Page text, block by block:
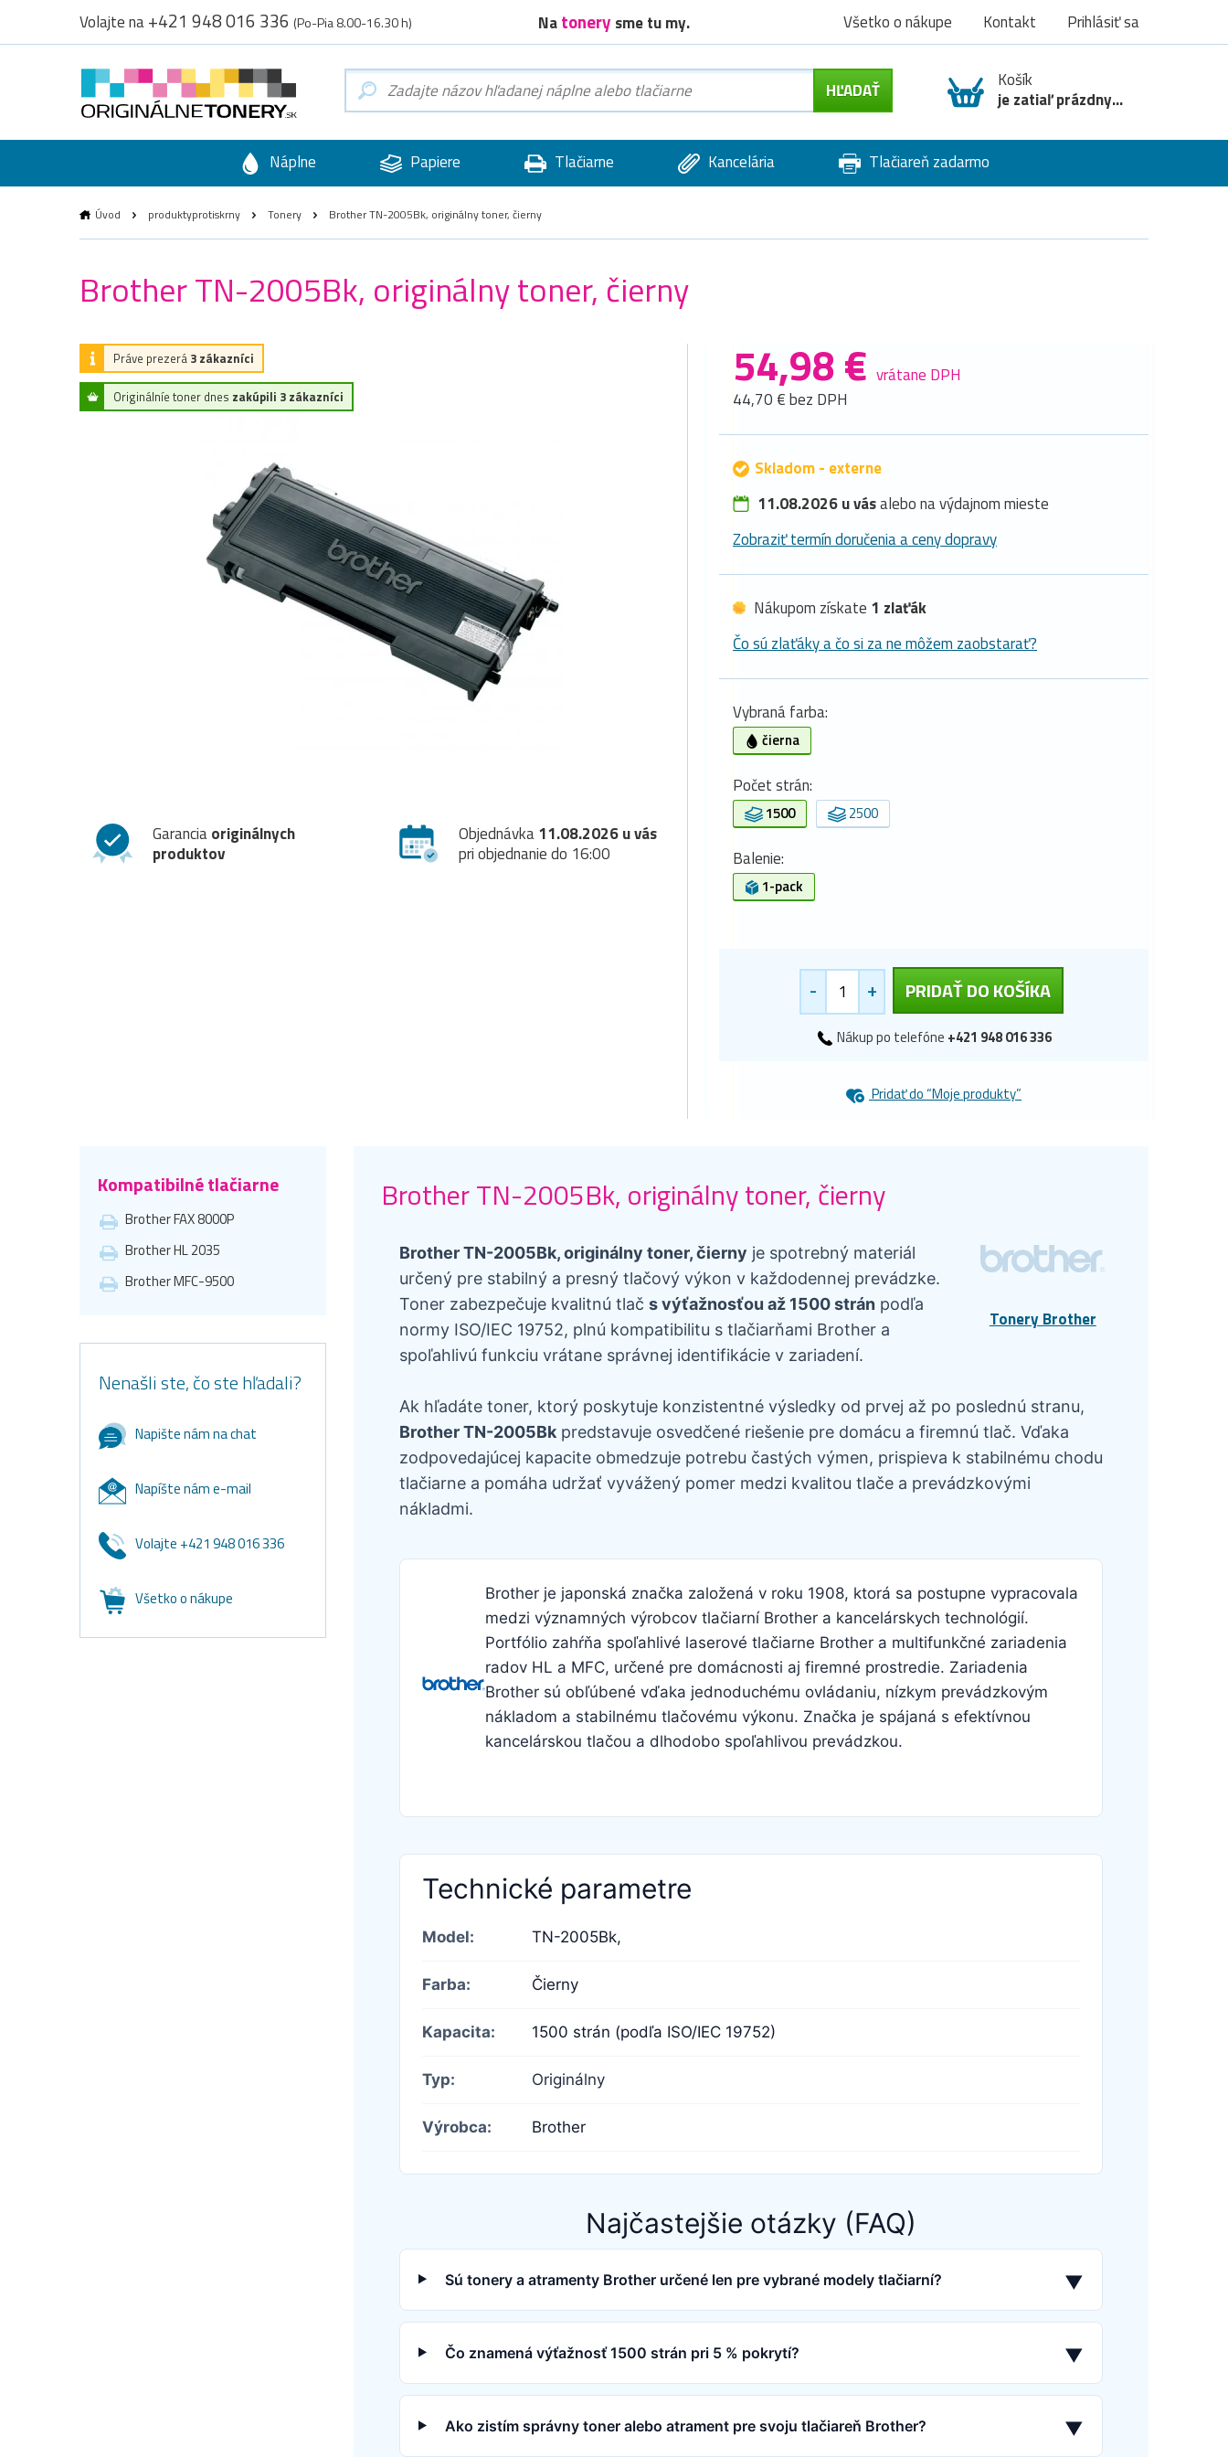
Volajte na+421 948 016 336 (Po-Pia 8.00-16.30 h) Natonery sme tu my. Všetko o nákupe Kontakt Prihlásiť sa
Košík
je zatiaľ prázdny...
Náplne Papiere Tlačiarne Kancelária Tlačiareň zadarmo
Úvod produktyprotiskrny Tonery Brother TN-2005Bk, originálny toner, čierny
Brother TN-2005Bk, originálny toner, čierny
Práve prezerá 3 zákazníci
Originálníe toner dnes zakúpili 3 zákazníci
Garanciaoriginálnych
produktov
Objednávka11.08.2026 u vás
pri objednanie do 16:00
54,98 € vrátane DPH
44,70 € bez DPH
Skladom - externe
11.08.2026 u vásalebo na výdajnom mieste
Zobraziť termín doručenia a ceny dopravy
Nákupom získate 1 zlaťák
Čo sú zlaťáky a čo si za ne môžem zaobstarať?
Vybraná farba:
čierna
Počet strán:
1500 2500
Balenie:
1-pack
- + PRIDAŤ DO KOŠÍKA
Nákup po telefóne +421 948 016 336
Pridať do “Moje produkty”
Kompatibilné tlačiarne
Brother FAX 8000P
Brother HL 2035
Brother MFC-9500
Nenašli ste, čo ste hľadali?
Napište nám na chat
Napíšte nám e-mail
Volajte +421 948 016 336
Všetko o nákupe
Brother TN-2005Bk, originálny toner, čierny
Tonery Brother
Brother TN-2005Bk, originálny toner, čierny je spotrebný materiál
určený pre stabilný a presný tlačový výkon v každodennej prevádzke.
Toner zabezpečuje kvalitnú tlač s výťažnosťou až 1500 strán podľa
normy ISO/IEC 19752, plnú kompatibilitu s tlačiarňami Brother a
spoľahlivú funkciu vrátane správnej identifikácie v zariadení.
Ak hľadáte toner, ktorý poskytuje konzistentné výsledky od prvej až po poslednú stranu,
Brother TN-2005Bk predstavuje osvedčené riešenie pre domácu a firemnú tlač. Vďaka
zodpovedajúcej kapacite obmedzuje potrebu častých výmen, prispieva k stabilnému chodu
tlačiarne a pomáha udržať vyvážený pomer medzi kvalitou tlače a prevádzkovými
nákladmi.
Brother je japonská značka založená v roku 1908, ktorá sa postupne vypracovala
medzi významných výrobcov tlačiarní Brother a kancelárskych technológií.
Portfólio zahŕňa spoľahlivé laserové tlačiarne Brother a multifunkčné zariadenia
radov HL a MFC, určené pre domácnosti aj firemné prostredie. Zariadenia
Brother sú obľúbené vďaka jednoduchému ovládaniu, nízkym prevádzkovým
nákladom a stabilnému tlačovému výkonu. Značka je spájaná s efektívnou
kancelárskou tlačou a dlhodobo spoľahlivou prevádzkou.
Technické parametre
Model: TN-2005Bk,
Farba: Čierny
Kapacita: 1500 strán (podľa ISO/IEC 19752)
Typ: Originálny
Výrobca: Brother
Najčastejšie otázky (FAQ)
Sú tonery a atramenty Brother určené len pre vybrané modely tlačiarní? ▼
Čo znamená výťažnosť 1500 strán pri 5 % pokrytí? ▼
Ako zistím správny toner alebo atrament pre svoju tlačiareň Brother? ▼